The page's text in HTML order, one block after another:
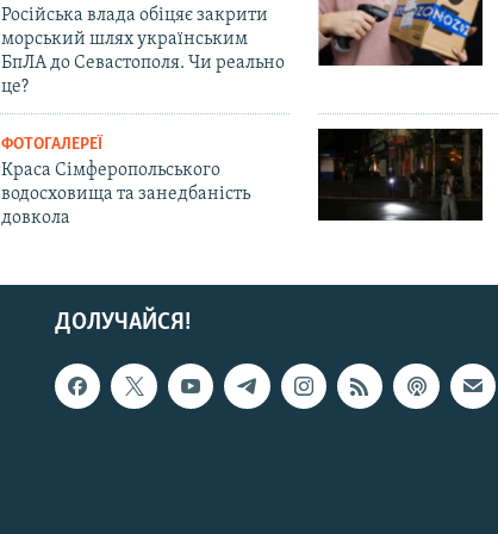
Російська влада обіцяє закрити
морський шлях українським
БпЛА до Севастополя. Чи реально
це?
ФОТОГАЛЕРЕЇ
Краса Сімферопольського
водосховища та занедбаність
довкола
ДОЛУЧАЙСЯ!